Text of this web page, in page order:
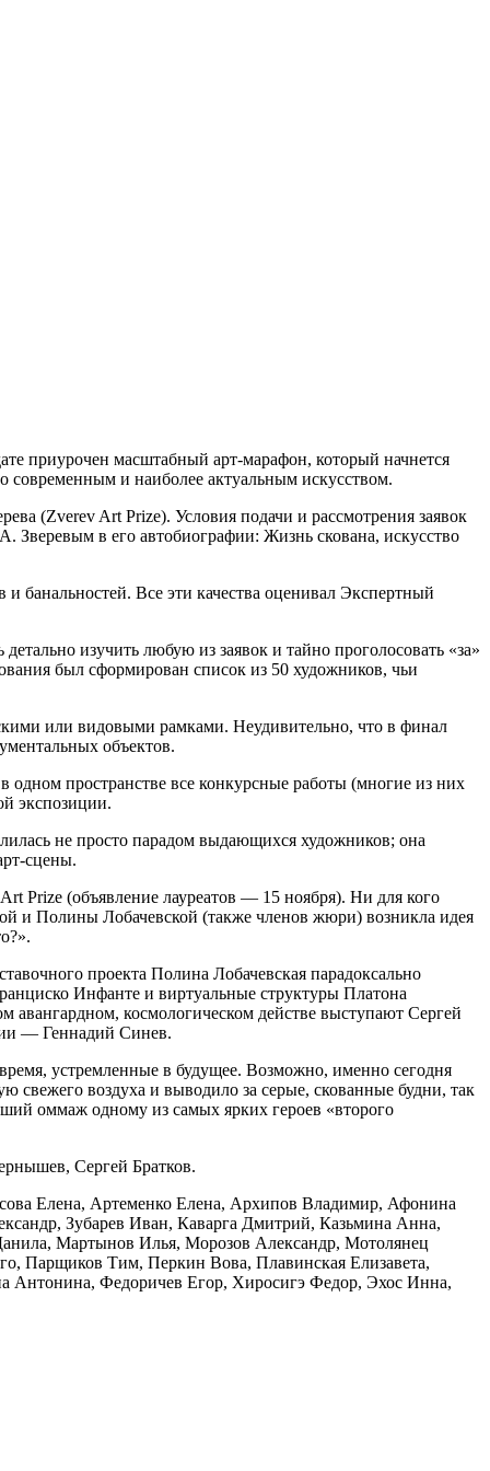
приурочен масштабный арт-марафон, который начнется
современным и наиболее актуальным искусством.
(Zverev Art Prize). Условия подачи и рассмотрения заявок
в его автобиографии: Жизнь скована, искусство
банальностей. Все эти качества оценивал Экспертный
изучить любую из заявок и тайно проголосовать «за»
был сформирован список из 50 художников, чьи
или видовыми рамками. Неудивительно, что в финал
объектов.
пространстве все конкурсные работы (многие из них
экспозиции.
не просто парадом выдающихся художников; она
сцены.
Prize (объявление лауреатов — 15 ноября). Ни для кого
и Полины Лобачевской (также членов жюри) возникла идея
.
проекта Полина Лобачевская парадоксально
Инфанте и виртуальные структуры Платона
космологическом действе выступают Сергей
— Геннадий Синев.
устремленные в будущее. Возможно, именно сегодня
свежего воздуха и выводило за серые, скованные будни, так
оммаж одному из самых ярких героев «второго
Сергей Братков.
Елена, Артеменко Елена, Архипов Владимир, Афонина
Зубарев Иван, Каварга Дмитрий, Казьмина Анна,
Мартынов Илья, Морозов Александр, Мотолянец
Парщиков Тим, Перкин Вова, Плавинская Елизавета,
Федоричев Егор, Хиросигэ Федор, Эхос Инна,